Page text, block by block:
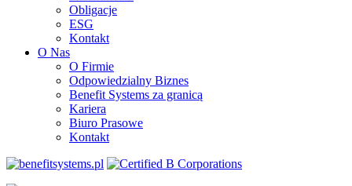
Obligacje
ESG
Kontakt
O Nas
O Firmie
Odpowiedzialny Biznes
Benefit Systems za granicą
Kariera
Biuro Prasowe
Kontakt